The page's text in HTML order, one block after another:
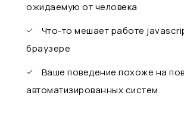
ожидаемую от человека
Что-то мешает работе
браузере
Ваше поведение похоже на
автоматизированных систем